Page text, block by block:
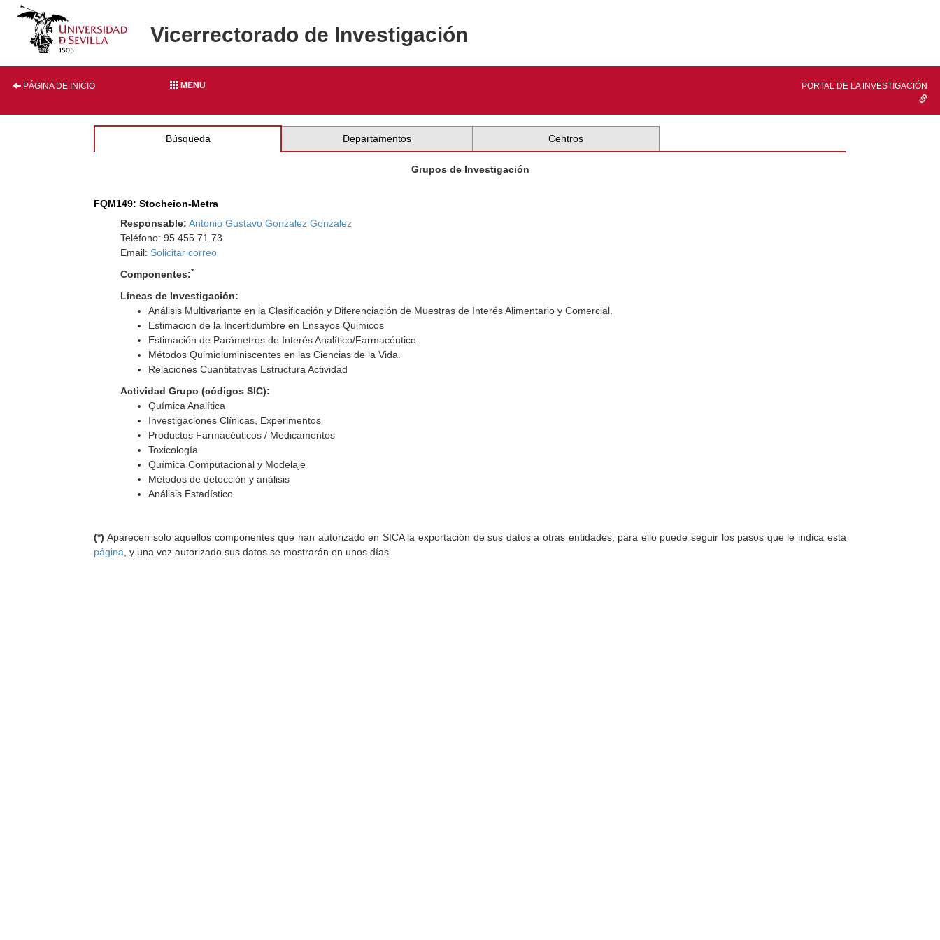
Vicerrectorado de Investigación
PÁGINA DE INICIO MENU PORTAL DE LA INVESTIGACIÓN
Búsqueda Departamentos Centros
Grupos de Investigación
FQM149: Stocheion-Metra
Responsable: Antonio Gustavo Gonzalez Gonzalez
Teléfono: 95.455.71.73
Email: Solicitar correo
Componentes:*
Líneas de Investigación:
Análisis Multivariante en la Clasificación y Diferenciación de Muestras de Interés Alimentario y Comercial.
Estimacion de la Incertidumbre en Ensayos Quimicos
Estimación de Parámetros de Interés Analítico/Farmacéutico.
Métodos Quimioluminiscentes en las Ciencias de la Vida.
Relaciones Cuantitativas Estructura Actividad
Actividad Grupo (códigos SIC):
Química Analítica
Investigaciones Clínicas, Experimentos
Productos Farmacéuticos / Medicamentos
Toxicología
Química Computacional y Modelaje
Métodos de detección y análisis
Análisis Estadístico
(*) Aparecen solo aquellos componentes que han autorizado en SICA la exportación de sus datos a otras entidades, para ello puede seguir los pasos que le indica esta
página , y una vez autorizado sus datos se mostrarán en unos días